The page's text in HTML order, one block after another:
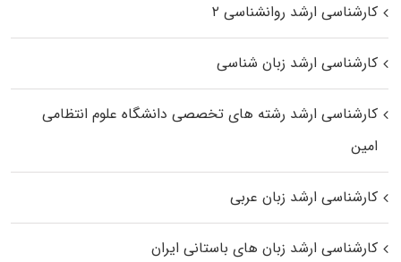
کارشناسی ارشد روانشناسی ۲
کارشناسی ارشد زبان شناسی
کارشناسی ارشد رﺷﺘﻪ ﻫﺎی تخصصی داﻧﺸﮕﺎه ﻋﻠﻮم انتظامی
اﻣﻴﻦ
کارشناسی ارشد زبان عربی
کارشناسی ارشد زبان‌ های باستانی ایران